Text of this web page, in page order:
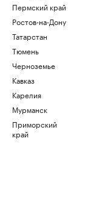
Пермский край
Ростов-на-Дону
Татарстан
Тюмень
Черноземье
Кавказ
Карелия
Мурманск
Приморский
край